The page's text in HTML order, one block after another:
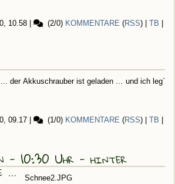
10.58 | (2/0) KOMMENTARE (RSS) | TB |
der Akkuschrauber ist geladen ... und ich leg`
09.17 | (1/0) KOMMENTARE (RSS) | TB |
- 10:30 Uhr - hinter
...